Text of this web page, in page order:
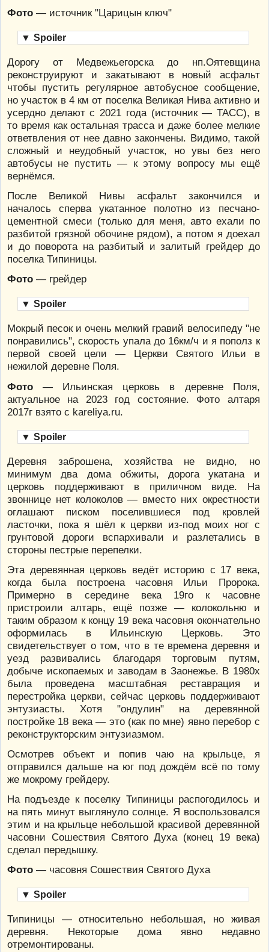
Фото — источник "Царицын ключ"
▼ Spoiler
Дорогу от Медвежьегорска до нп.Оятевщина
реконструируют и закатывают в новый асфальт
чтобы пустить регулярное автобусное сообщение,
но участок в 4 км от поселка Великая Нива активно и
усердно делают с 2021 года (источник — ТАСС), в
то время как остальная трасса и даже более мелкие
ответвления от нее давно закончены. Видимо, такой
сложный и неудобный участок, но увы без него
автобусы не пустить — к этому вопросу мы ещё
вернёмся.
После Великой Нивы асфальт закончился и
началось сперва укатанное полотно из песчано-
цементной смеси (только для меня, авто ехали по
разбитой грязной обочине рядом), а потом я доехал
и до поворота на разбитый и залитый грейдер до
поселка Типиницы.
Фото — грейдер
▼ Spoiler
Мокрый песок и очень мелкий гравий велосипеду "не
понравились", скорость упала до 16км/ч и я пополз к
первой своей цели — Церкви Святого Ильи в
нежилой деревне Поля.
Фото — Ильинская церковь в деревне Поля,
актуальное на 2023 год состояние. Фото алтаря
2017г взято с kareliya.ru.
▼ Spoiler
Деревня заброшена, хозяйства не видно, но
минимум два дома обжиты, дорога укатана и
церковь поддерживают в приличном виде. На
звоннице нет колоколов — вместо них окрестности
оглашают писком поселившиеся под кровлей
ласточки, пока я шёл к церкви из-под моих ног с
грунтовой дороги вспархивали и разлетались в
стороны пестрые перепелки.
Эта деревянная церковь ведёт историю с 17 века,
когда была построена часовня Ильи Пророка.
Примерно в середине века 19го к часовне
пристроили алтарь, ещё позже — колокольню и
таким образом к концу 19 века часовня окончательно
оформилась в Ильинскую Церковь. Это
свидетельствует о том, что в те времена деревня и
уезд развивались благодаря торговым путям,
добыче ископаемых и заводам в Заонежье. В 1980х
была проведена масштабная реставрация и
перестройка церкви, сейчас церковь поддерживают
энтузиасты. Хотя "ондулин" на деревянной
постройке 18 века — это (как по мне) явно перебор с
реконструкторским энтузиазмом.
Осмотрев объект и попив чаю на крыльце, я
отправился дальше на юг под дождём всё по тому
же мокрому грейдеру.
На подъезде к поселку Типиницы распогодилось и
на пять минут выглянуло солнце. Я воспользовался
этим и на крыльце небольшой красивой деревянной
часовни Сошествия Святого Духа (конец 19 века)
сделал передышку.
Фото — часовня Сошествия Святого Духа
▼ Spoiler
Типиницы — относительно небольшая, но живая
деревня. Некоторые дома явно недавно
отремонтированы.